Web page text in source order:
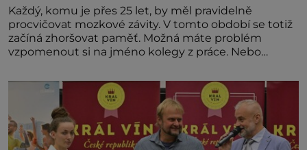
Každý, komu je přes 25 let, by měl pravidelně
procvičovat mozkové závity. V tomto období se totiž
začíná zhoršovat paměť. Možná máte problém
vzpomenout si na jméno kolegy z práce. Nebo
nedávno přečetli. Je to opravdu tak, s věkem jako
kdyby se paměť rozhodla stávkovat. Cvičte